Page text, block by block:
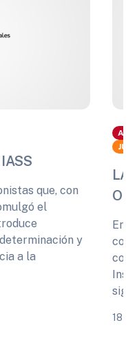
que, con
el
y
a la
LA
En
18